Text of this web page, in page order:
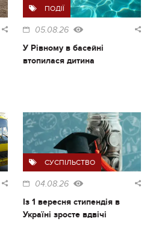
ПОДІЇ
05.08.26
У Рівному в басейні
втопилася дитина
СУСПІЛЬСТВО
04.08.26
Із 1 вересня стипендія в
Україні зросте вдвічі